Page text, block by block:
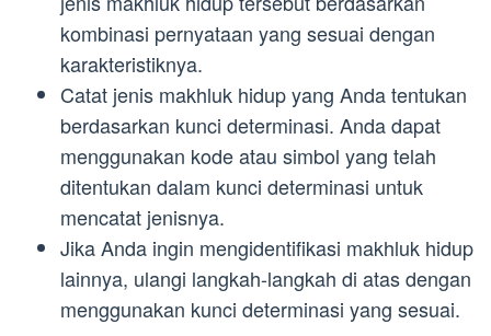
kombinasi pernyataan yang sesuai dengan
karakteristiknya.
Catat jenis makhluk hidup yang Anda tentukan
berdasarkan kunci determinasi. Anda dapat
menggunakan kode atau simbol yang telah
ditentukan dalam kunci determinasi untuk
mencatat jenisnya.
Jika Anda ingin mengidentifikasi makhluk hidup
lainnya, ulangi langkah-langkah di atas dengan
menggunakan kunci determinasi yang sesuai.